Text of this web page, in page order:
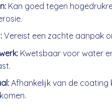
Kan goed tegen
Vereist een zachte aanpak
Kwetsbaar voor water
Afhankelijk van de coating